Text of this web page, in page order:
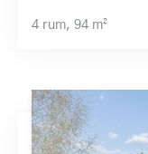
4 rum, 94 m²